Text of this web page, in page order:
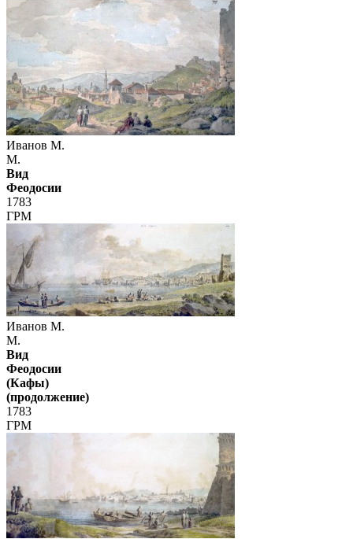
Иванов М.
М.
Вид
Феодосии
1783
ГРМ
Иванов М.
М.
Вид
Феодосии
(Кафы)
(продолжение)
1783
ГРМ